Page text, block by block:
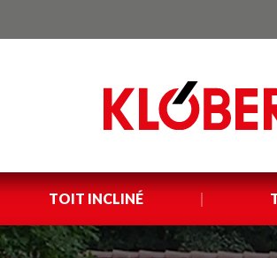
TOIT INCLINÉ